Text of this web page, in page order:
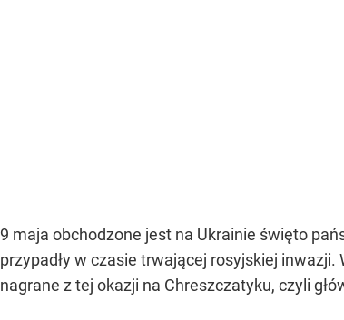
9 maja obchodzone jest na Ukrainie święto
przypadły w czasie trwającej rosyjskiej inwazji.
nagrane z tej okazji na Chreszczatyku, czyli